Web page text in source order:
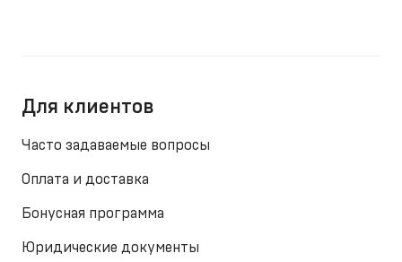
Для клиентов
Часто задаваемые вопросы
Оплата и доставка
Бонусная программа
Юридические документы